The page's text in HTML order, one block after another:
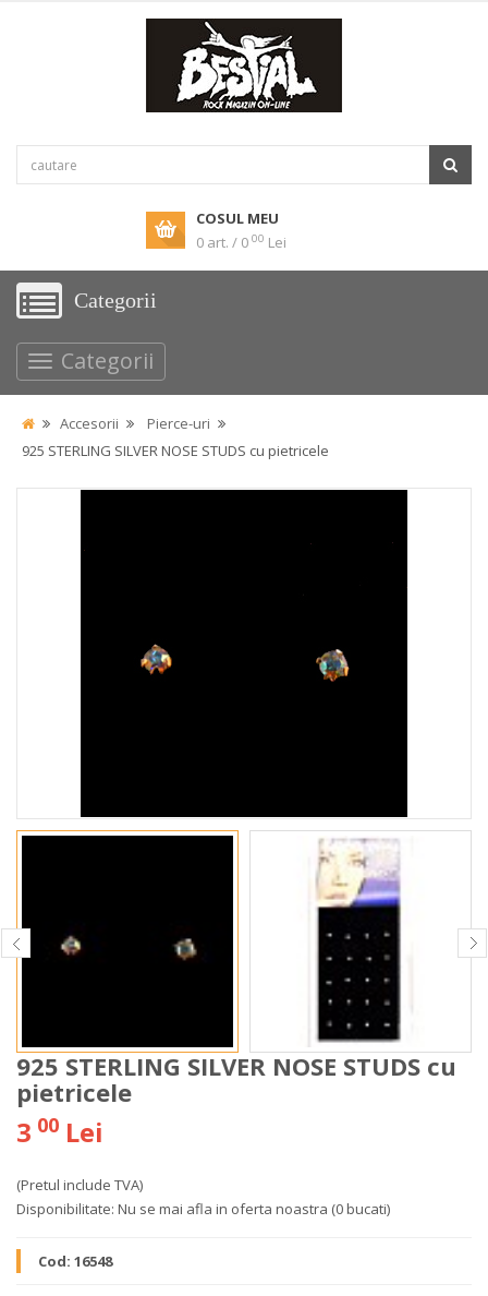
COSUL MEU
0 art. / 0 00 Lei
Categorii
Categorii
Accesorii
Pierce-uri
925 STERLING SILVER NOSE STUDS cu pietricele
925 STERLING SILVER NOSE STUDS cu
pietricele
3 00 Lei
(Pretul include TVA)
Disponibilitate: Nu se mai afla in oferta noastra (0 bucati)
Cod: 16548